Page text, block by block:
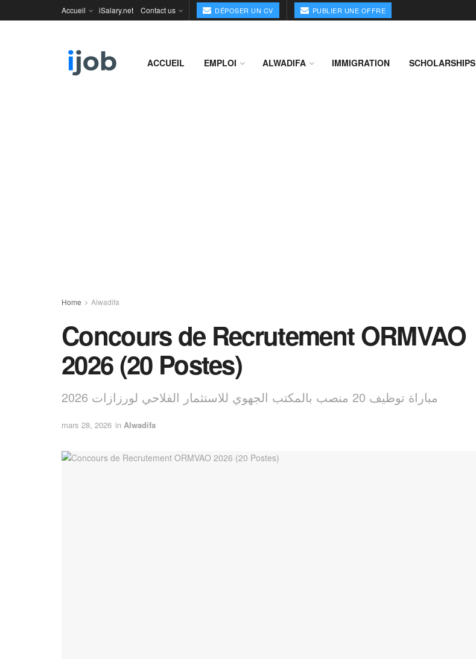
Accueil iSalary.net Contact us DÉPOSER UN CV PUBLIER UNE OFFRE
ACCUEIL EMPLOI ALWADIFA IMMIGRATION SCHOLARSHIPS
Home Alwadifa
Concours de Recrutement ORMVAO
2026 (20 Postes)
2026 مباراة توظيف 20 منصب بالمكتب الجهوي للاستثمار الفلاحي لورزازات
mars 28, 2026 in Alwadifa